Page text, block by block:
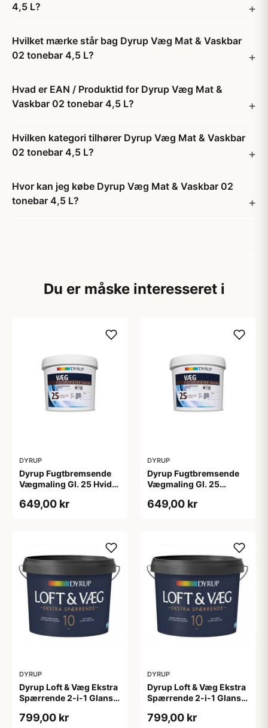
4,5 L?
Hvilket mærke står bag Dyrup Væg Mat & Vaskbar
02 tonebar 4,5 L?
Hvad er EAN / Produktid for Dyrup Væg Mat &
Vaskbar 02 tonebar 4,5 L?
Hvilken kategori tilhører Dyrup Væg Mat & Vaskbar
02 tonebar 4,5 L?
Hvor kan jeg købe Dyrup Væg Mat & Vaskbar 02
tonebar 4,5 L?
Du er måske interesseret i
DYRUP
Dyrup Fugtbremsende
Vægmaling Gl. 25 Hvid
649,00 kr
DYRUP
Dyrup Fugtbremsende
Vægmaling Gl. 25
649,00 kr
DYRUP
Dyrup Loft & Væg Ekstra
Spærrende 2-i-1 Glans
799,00 kr
DYRUP
Dyrup Loft & Væg Ekstra
Spærrende 2-i-1 Glans
799,00 kr